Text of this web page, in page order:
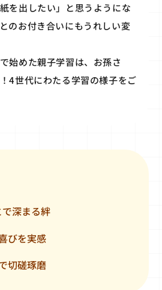
を出したい」と思うようにな
のお付き合いにもうれしい変
始めた親子学習は、お孫さ
4世代にわたる学習の様子をご
深まる絆
びを実感
切磋琢磨